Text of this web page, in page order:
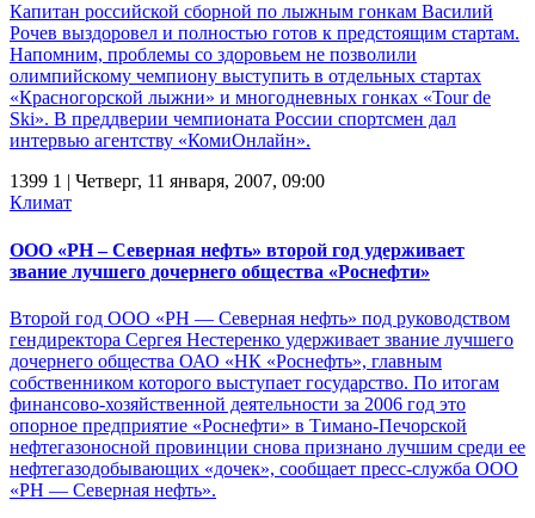
Капитан российской сборной по лыжным гонкам Василий
Рочев выздоровел и полностью готов к предстоящим стартам.
Напомним, проблемы со здоровьем не позволили
олимпийскому чемпиону выступить в отдельных стартах
«Красногорской лыжни» и многодневных гонках «Tour de
Ski». В преддверии чемпионата России спортсмен дал
интервью агентству «КомиОнлайн».
1399 1 | Четверг, 11 января, 2007, 09:00
Климат
ООО «РН – Северная нефть» второй год удерживает
звание лучшего дочернего общества «Роснефти»
Второй год ООО «РН — Северная нефть» под руководством
гендиректора Сергея Нестеренко удерживает звание лучшего
дочернего общества ОАО «НК «Роснефть», главным
собственником которого выступает государство. По итогам
финансово-хозяйственной деятельности за 2006 год это
опорное предприятие «Роснефти» в Тимано-Печорской
нефтегазоносной провинции снова признано лучшим среди ее
нефтегазодобывающих «дочек», сообщает пресс-служба ООО
«РН — Северная нефть».